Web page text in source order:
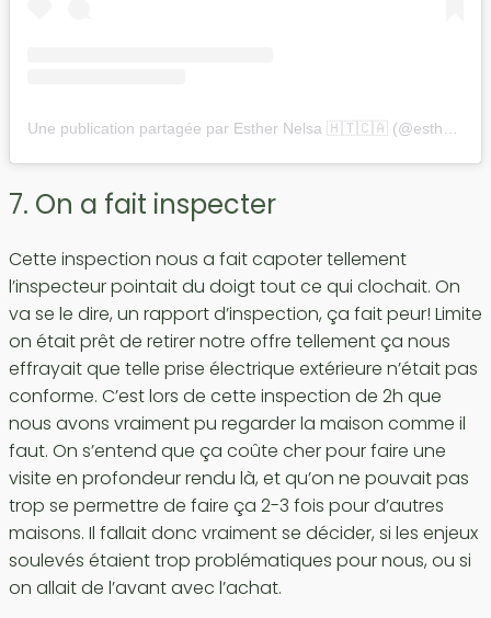
7. On a fait inspecter
Cette inspection nous a fait capoter tellement
l’inspecteur pointait du doigt tout ce qui clochait. On
va se le dire, un rapport d’inspection, ça fait peur! Limite
on était prêt de retirer notre offre tellement ça nous
effrayait que telle prise électrique extérieure n’était pas
conforme. C’est lors de cette inspection de 2h que
nous avons vraiment pu regarder la maison comme il
faut. On s’entend que ça coûte cher pour faire une
visite en profondeur rendu là, et qu’on ne pouvait pas
trop se permettre de faire ça 2-3 fois pour d’autres
maisons. Il fallait donc vraiment se décider, si les enjeux
soulevés étaient trop problématiques pour nous, ou si
on allait de l’avant avec l’achat.